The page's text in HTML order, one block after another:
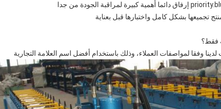
تجميعها بشكل كامل واختبارها قبل بعناية
لدينا وفقا لمواصفات العملاء، وذلك باستخدام أفضل اسم العلامة التجارية